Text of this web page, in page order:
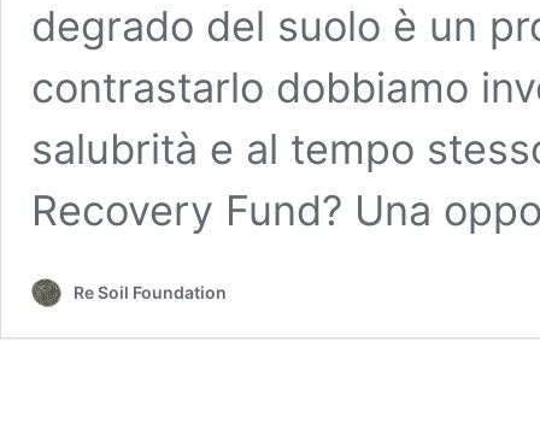
degrado del suolo è un
contrastarlo dobbiamo
salubrità e al tempo
Recovery Fund? Una
Re Soil Foundation